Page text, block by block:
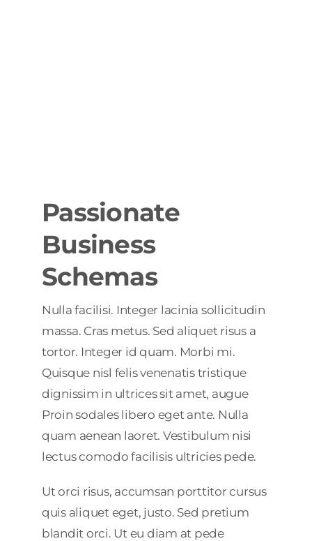
Passionate
Business
Schemas
Nulla facilisi. Integer lacinia sollicitudin
massa. Cras metus. Sed aliquet risus a
tortor. Integer id quam. Morbi mi.
Quisque nisl felis venenatis tristique
dignissim in ultrices sit amet, augue
Proin sodales libero eget ante. Nulla
quam aenean laoret. Vestibulum nisi
lectus comodo facilisis ultricies pede.
Ut orci risus, accumsan porttitor cursus
quis aliquet eget, justo. Sed pretium
blandit orci. Ut eu diam at pede